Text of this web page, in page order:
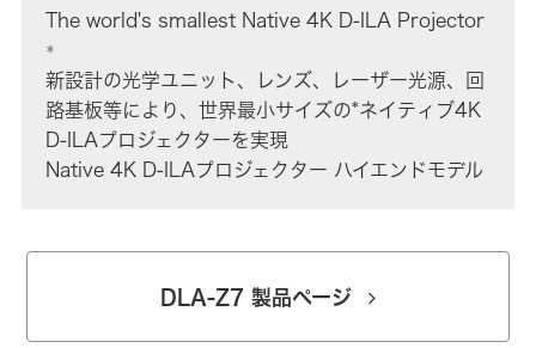
The world's smallest Native 4K D-ILA Projector
＊
新設計の光学ユニット、レンズ、レーザー光源、回
路基板等により、世界最小サイズの*ネイティブ4K
D-ILAプロジェクターを実現
Native 4K D-ILAプロジェクター ハイエンドモデル
DLA-Z7 製品ページ